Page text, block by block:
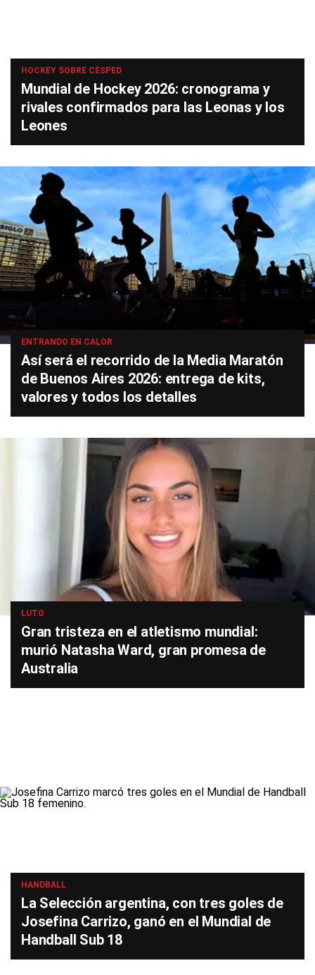
HOCKEY SOBRE CÉSPED
Mundial de Hockey 2026: cronograma y
rivales confirmados para las Leonas y los
Leones
ENTRANDO EN CALOR
Así será el recorrido de la Media Maratón
de Buenos Aires 2026: entrega de kits,
valores y todos los detalles
LUTO
Gran tristeza en el atletismo mundial:
murió Natasha Ward, gran promesa de
Australia
HANDBALL
La Selección argentina, con tres goles de
Josefina Carrizo, ganó en el Mundial de
Handball Sub 18